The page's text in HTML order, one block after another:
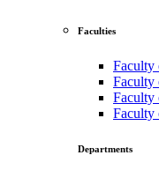
Faculties
Faculty
Faculty
Faculty
Faculty
Departments